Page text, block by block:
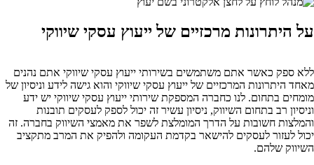
על היתרונות מרכזיים של ייעוץ עסקי שיווקי
ללא ספק כאשר אתם משתמשים בשירותי ייעוץ עסקי שיווקי אתם נהנים
מאחד היתרונות המרכזיים של ייעוץ עסקי שיווקי והוא גישה לידע וניסיון של
מומחים בתחום. לנו כחברה המספקת שירותי ייעוץ עסקי שיווקי יש ידע
וניסיון רב בתחום השיווק, ניסיון עשיר זה יכול לספק לעסקים תובנות
והמלצות חשובות על הדרך המומלצת לשפר את מאמצי השיווק בחברה. זה
יכול לעזור לעסקים להישאר בקדמת העקומה ולהפיק את המרב מתקציב
השיווק שלהם.